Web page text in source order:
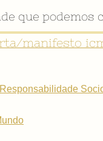
que
manifesto
Responsabilidade